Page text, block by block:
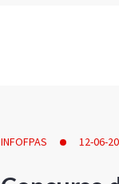
INFOFPAS 12-06-